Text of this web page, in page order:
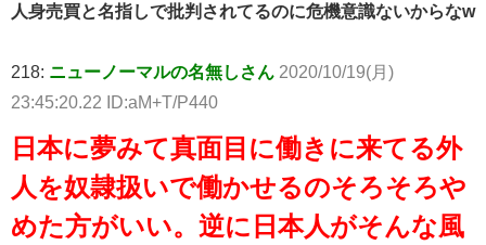
人身売買と名指しで批判されてるのに危機意識ないからなw
218: ニューノーマルの名無しさん 2020/10/19(月)
23:45:20.22 ID:aM+T/P440
日本に夢みて真面目に働きに来てる外
人を奴隷扱いで働かせるのそろそろや
めた方がいい。逆に日本人がそんな風